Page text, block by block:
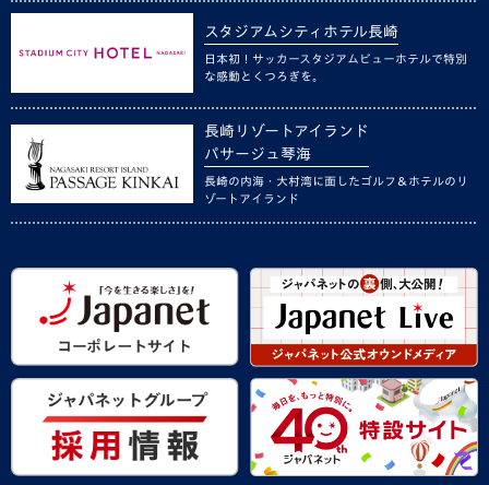
スタジアムシティホテル長崎
日本初！サッカースタジアムビューホテルで特別
な感動とくつろぎを。
長崎リゾートアイランド
パサージュ琴海
長崎の内海・大村湾に面したゴルフ＆ホテルのリ
ゾートアイランド